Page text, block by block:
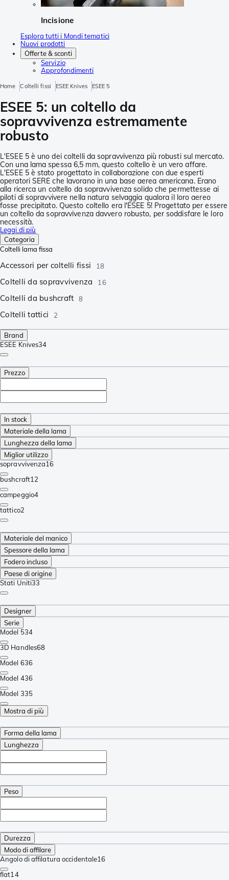
Incisione
Esplora tutti i Mondi tematici
Nuovi prodotti
Offerte & sconti
Servizio
Approfondimenti
Home Coltelli fissi ESEE Knives ESEE 5
ESEE 5: un coltello da
sopravvivenza estremamente
robusto
L'ESEE 5 è uno dei coltelli da sopravvivenza più robusti sul mercato.
Con una lama spessa 6,5 mm, questo coltello è un vero affare.
L'ESEE 5 è stato progettato in collaborazione con due esperti
operatori SERE che lavorano in una base aerea americana. Erano
alla ricerca un coltello da sopravvivenza solido che permettesse ai
piloti di sopravvivere nella natura selvaggia qualora il loro aereo
fosse precipitato. Questo coltello era l'ESEE 5! Progettato per essere
un coltello da sopravvivenza davvero robusto, per soddisfare le loro
necessità.
Leggi di più
Categoria
Coltelli lama fissa
Accessori per coltelli fissi 18
Coltelli da sopravvivenza 16
Coltelli da bushcraft 8
Coltelli tattici 2
Brand
ESEE Knives34
Prezzo
In stock
Materiale della lama
Lunghezza della lama
Miglior utilizzo
sopravvivenza16
bushcraft12
campeggio4
tattico2
Materiale del manico
Spessore della lama
Fodero incluso
Paese di origine
Stati Uniti33
Designer
Serie
Model 534
3D Handles68
Model 636
Model 436
Model 335
Mostra di più
Forma della lama
Lunghezza
Peso
Durezza
Modo di affilare
Angolo di affilatura occidentale16
flat14